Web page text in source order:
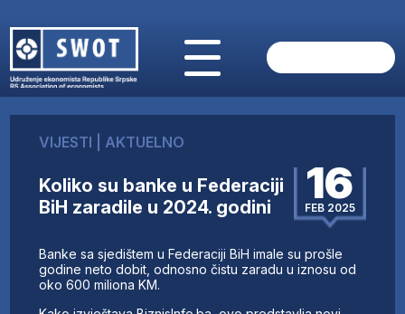
O NAMA
AKTUELNO
ANALIZE
FINANSIJE
IZ STRANIH MEDIJA
VIJESTI AKTUELNO
Koliko su banke u Federaciji
BiH zaradile u 2024. godini
16
FEB 2025
Banke sa sjedištem u Federaciji BiH imale su prošle
godine neto dobit, odnosno čistu zaradu u iznosu od
oko 600 miliona KM.